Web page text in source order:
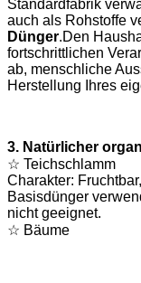
Standardfabrik
auch als Rohstoffe
Dünger.Den
fortschrittlichen
ab, menschliche
Herstellung Ihres
3. Natürlicher
☆ Teichschlamm
Charakter:
Basisdünger
nicht geeignet.
☆ Bäume